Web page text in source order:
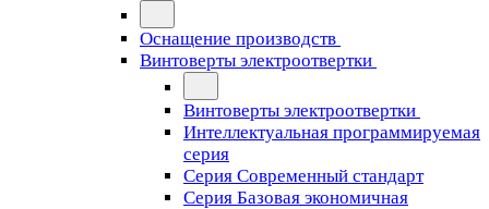
Оснащение производств
Винтоверты электроотвертки
Винтоверты электроотвертки
Интеллектуальная программируемая
серия
Серия Современный стандарт
Серия Базовая экономичная